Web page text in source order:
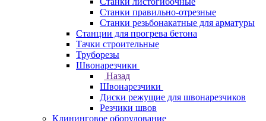
Станки правильно-отрезные
Станки резьбонакатные для арматуры
Станции для прогрева бетона
Тачки строительные
Труборезы
Швонарезчики
Назад
Швонарезчики
Диски режущие для швонарезчиков
Резчики швов
Клининговое оборудование